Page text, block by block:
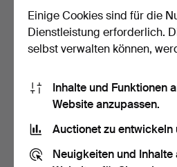
SOFA, Textilbezug, Fogia.
23 Gebote
180 USD
Einige Cookies sind für die
Dienstleistung erforderlich.
selbst verwalten können,
Inhalte und Funktionen
Website anzupassen.
Auctionet zu entwickeln
Neuigkeiten und Inhalte